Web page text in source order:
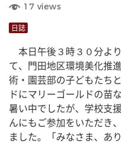
17 views
日誌
本日午後３時３０分よ
て、門田地区環境美化推
術・園芸部の子どもたち
ドにマリーゴールドの苗
暑い中でしたが、学校支
んにもご参加をいただき
ました。「みなさま、あ